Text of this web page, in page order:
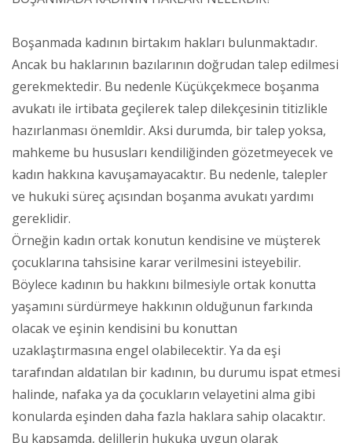
Boşanmada kadının birtakım hakları bulunmaktadır.
Ancak bu haklarının bazılarının doğrudan talep edilmesi
gerekmektedir. Bu nedenle Küçükçekmece boşanma
avukatı ile irtibata geçilerek talep dilekçesinin titizlikle
hazırlanması önemldir. Aksi durumda, bir talep yoksa,
mahkeme bu hususları kendiliğinden gözetmeyecek ve
kadın hakkına kavuşamayacaktır. Bu nedenle, talepler
ve hukuki süreç açısından boşanma avukatı yardımı
gereklidir.
Örneğin kadın ortak konutun kendisine ve müşterek
çocuklarına tahsisine karar verilmesini isteyebilir.
Böylece kadının bu hakkını bilmesiyle ortak konutta
yaşamını sürdürmeye hakkının olduğunun farkında
olacak ve eşinin kendisini bu konuttan
uzaklaştırmasına engel olabilecektir. Ya da eşi
tarafından aldatılan bir kadının, bu durumu ispat etmesi
halinde, nafaka ya da çocukların velayetini alma gibi
konularda eşinden daha fazla haklara sahip olacaktır.
Bu kapsamda, delillerin hukuka uygun olarak